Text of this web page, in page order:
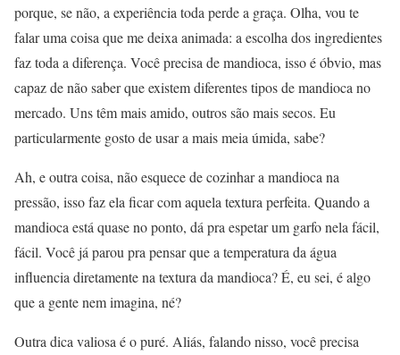
porque, se não, a experiência toda perde a graça. Olha, vou te
falar uma coisa que me deixa animada: a escolha dos ingredientes
faz toda a diferença. Você precisa de mandioca, isso é óbvio, mas
capaz de não saber que existem diferentes tipos de mandioca no
mercado. Uns têm mais amido, outros são mais secos. Eu
particularmente gosto de usar a mais meia úmida, sabe?
Ah, e outra coisa, não esquece de cozinhar a mandioca na
pressão, isso faz ela ficar com aquela textura perfeita. Quando a
mandioca está quase no ponto, dá pra espetar um garfo nela fácil,
fácil. Você já parou pra pensar que a temperatura da água
influencia diretamente na textura da mandioca? É, eu sei, é algo
que a gente nem imagina, né?
Outra dica valiosa é o puré. Aliás, falando nisso, você precisa